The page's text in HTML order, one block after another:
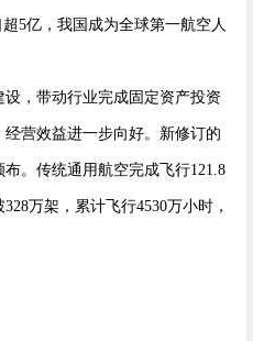
5亿，我国成为全球第一航空人
，带动行业完成固定资产投资
经营效益进一步向好。新修订的
。传统通用航空完成飞行121.8
万架，累计飞行4530万小时，